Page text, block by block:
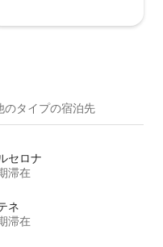
のタ⁠イ⁠プ⁠の宿⁠泊⁠先
セロナ
滞在
ネ
滞在